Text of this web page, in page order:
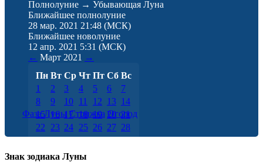
Полнолуние → Убывающая Луна
Ближайшее полнолуние
28 мар. 2021 21:48 (МСК)
Ближайшее новолуние
12 апр. 2021 5:31 (МСК)
← Март 2021 →
Пн Вт Ср Чт Пт Сб Вс
1
2 3 4 5 6
7
8
9 10 11 12 13 14
15 16 17 18 19 20 21
22
23 24 25 26 27 28
29 30 31
Фаза Луны Стрижка Огород
Знак зодиака Луны